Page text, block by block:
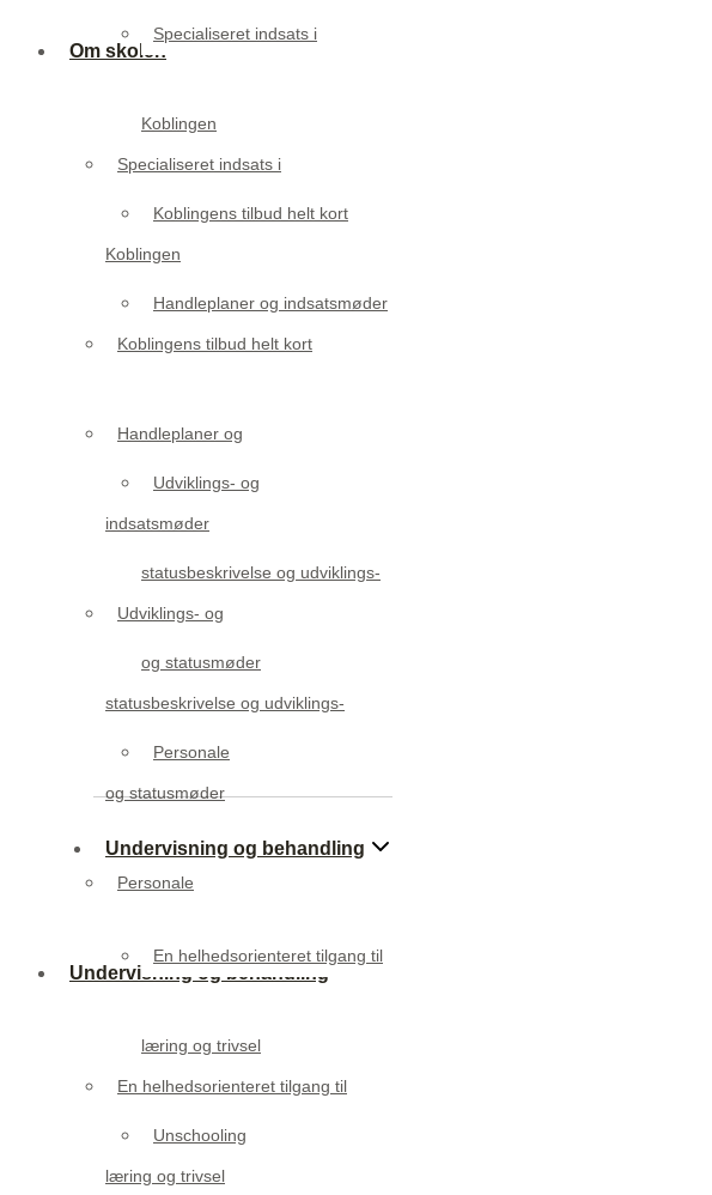
Specialiseret indsats i
Koblingen
Koblingens tilbud helt kort
Handleplaner og indsatsmøder
Udviklings- og
statusbeskrivelse og udviklings-
og statusmøder
Personale
Undervisning og behandling
En helhedsorienteret tilgang til
læring og trivsel
Unschooling
Om skolen
Specialiseret indsats i
Koblingen
Koblingens tilbud helt kort
Handleplaner og
indsatsmøder
Udviklings- og
statusbeskrivelse og udviklings-
og statusmøder
Personale
Undervisning og behandling
En helhedsorienteret tilgang til
læring og trivsel